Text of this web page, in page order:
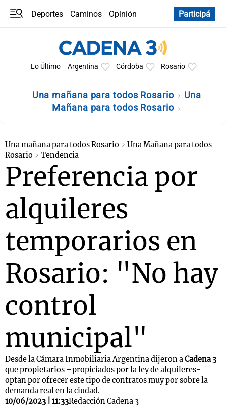
Deportes Caminos
Opinión
Participá
Lo Último Argentina Córdoba Rosario
Una mañana para todos Rosario
Una
Mañana para todos Rosario
Una mañana para todos Rosario
Una Mañana para todos
Rosario
Tendencia
Preferencia por
alquileres
temporarios en
Rosario: "No hay
control
municipal"
Desde la Cámara Inmobiliaria Argentina dijeron aCadena 3
que propietarios –propiciados por la ley de alquileres-
optan por ofrecer este tipo de contratos muy por sobre la
demanda real en la ciudad.
10/06/2023 | 11:33Redacción Cadena 3